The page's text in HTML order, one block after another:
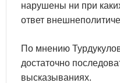
нарушены ни при
ответ
По мнению
достаточно
высказываниях.